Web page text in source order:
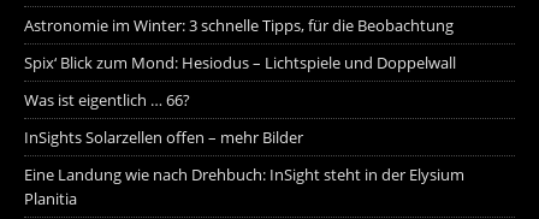
Astronomie im Winter: 3 schnelle Tipps, für die Beobachtung
Spix‘ Blick zum Mond: Hesiodus – Lichtspiele und Doppelwall
Was ist eigentlich … 66?
InSights Solarzellen offen – mehr Bilder
Eine Landung wie nach Drehbuch: InSight steht in der Elysium
Planitia